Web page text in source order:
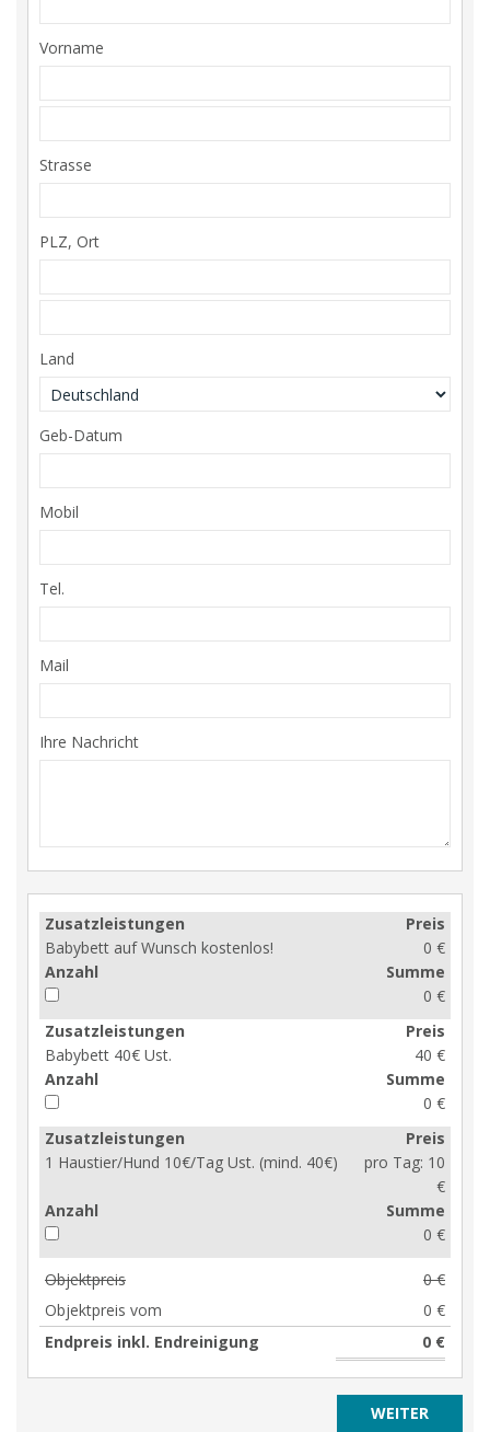
Vorname
Strasse
PLZ, Ort
Land
Geb-Datum
Mobil
Tel.
Mail
Ihre Nachricht
Zusatzleistungen
Babybett auf Wunsch kostenlos!
Preis
0 €
Anzahl
Summe
0 €
Zusatzleistungen
Babybett 40€ Ust.
Preis
40 €
Anzahl
Summe
0 €
Zusatzleistungen
1 Haustier/Hund 10€/Tag Ust. (mind. 40€)
Preis
pro Tag: 10
€
Anzahl
Summe
0 €
Objektpreis
0 €
Objektpreis vom
0 €
Endpreis inkl. Endreinigung
0 €